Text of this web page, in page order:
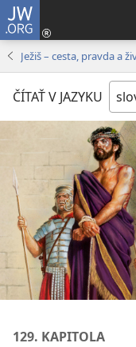
JW.ORG
Ježiš – cesta, pravda a
ČÍTAŤ V JAZYKU
129. KAPITOLA